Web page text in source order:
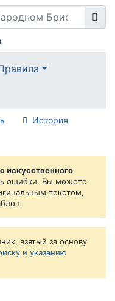
История
искусственного
ошибки. Вы можете
текстом,
взятый за основу
и указанию